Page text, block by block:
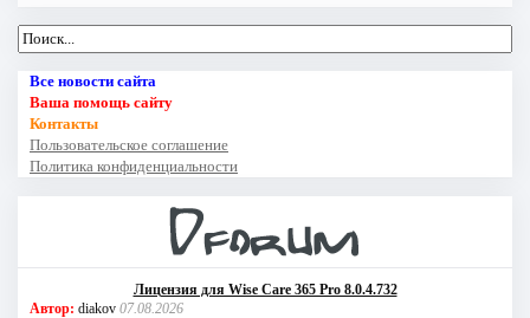
Все новости сайта
Ваша помощь сайту
Контакты
Пользовательское соглашение
Политика конфиденциальности
Лицензия для Wise Care 365 Pro 8.0.4.732
Автор: diakov 07.08.2026